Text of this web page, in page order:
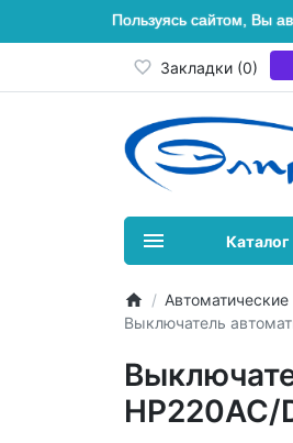
Пользуясь сайтом, Вы
Закладки (0)
Каталог
Выключатель
НР220AC/